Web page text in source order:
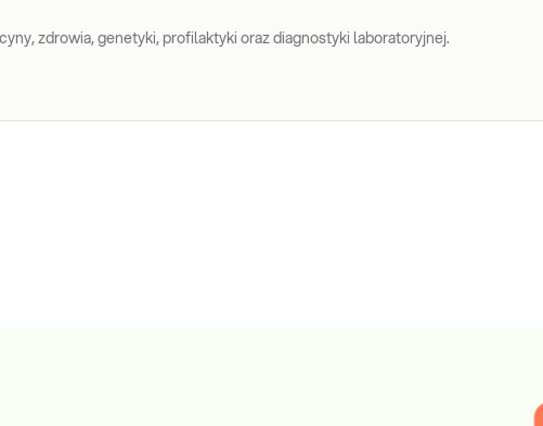
zdrowia, genetyki, profilaktyki oraz diagnostyki laboratoryjnej.